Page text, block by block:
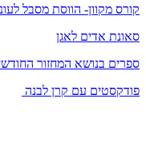
קורס מקוון- הווסת מסבל לעונג
סאונת אדים לאגן
ספרים בנושא המחזור החודשי
פודקסטים עם קרן לבנה